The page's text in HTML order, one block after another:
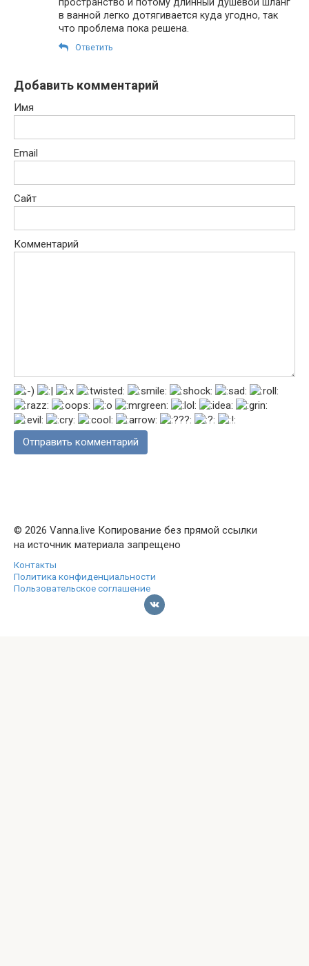
пространство и потому длинный душевой шланг
в ванной легко дотягивается куда угодно, так
что проблема пока решена.
Ответить
Добавить комментарий
Имя
Email
Сайт
Комментарий
© 2026 Vanna.live Копирование без прямой ссылки
на источник материала запрещено
Контакты
Политика конфиденциальности
Пользовательское соглашение